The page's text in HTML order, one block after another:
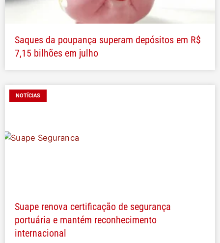
Saques da poupança superam depósitos em R$
7,15 bilhões em julho
NOTÍCIAS
Suape renova certificação de segurança
portuária e mantém reconhecimento
internacional